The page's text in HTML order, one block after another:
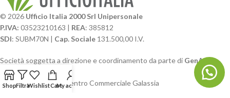
© 2026 Ufficio Italia 2000 Srl Unipersonale
P.IVA: 03523210163 | REA: 385812
SDI: SUBM70N | Cap. Sociale 131.500,00 I.V.
Società soggetta a direzione e coordinamento da parte di GenALFA
Holding srl
Via A. Ponti n. 4 – Centro Commerciale Galassia
ShopFiltraWishlistCartMy account